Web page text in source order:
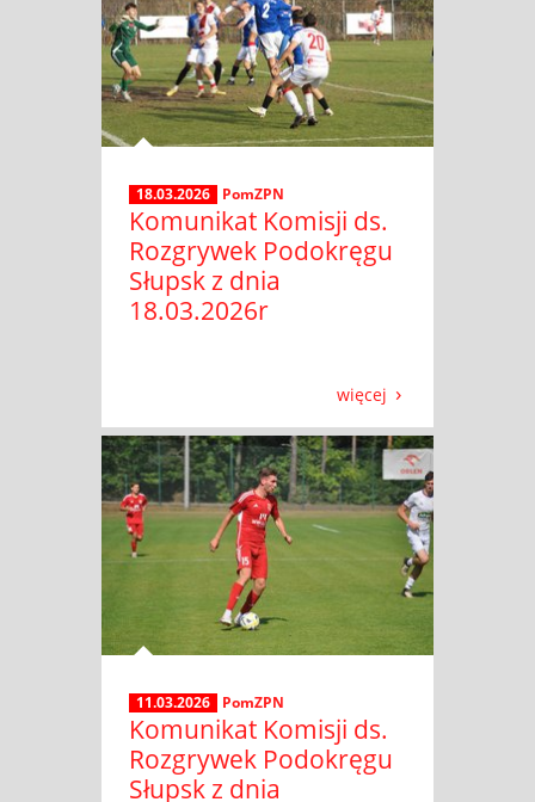
18.03.2026 PomZPN
Komunikat Komisji ds.
Rozgrywek Podokręgu
Słupsk z dnia
18.03.2026r
więcej
11.03.2026 PomZPN
Komunikat Komisji ds.
Rozgrywek Podokręgu
Słupsk z dnia